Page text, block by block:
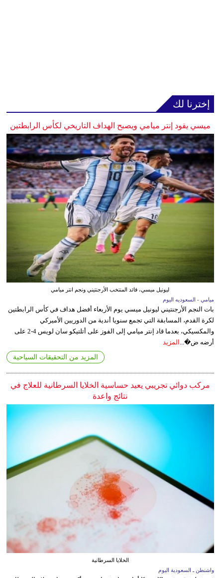
إخترنا لك
ميسي يقود إنتر ميامي ويصبح الهداف التاريخي لكأس الرابطتين
ليونيل ميسي، قائد المنتخب الأرجنتيني ونجم انتر ميامي
ميامي - السعوديه اليوم
بات النجم الأرجنتيني ليونيل ميسي يوم الأربعاء أفضل هداف في كأس الرابطتين
لكرة القدم، المسابقة التي تجمع سنويا أندية من الدوريين الأميركي
والمكسيكي، بعدما قاد إنتر ميامي إلى الفوز على أتلتيكو سان لويس 4-2 على
أرضه ض�... المزيد
المزيد من التحقيقات السياحية
مركب دوائي تجريبي يعيد حساسية الخلايا السرطانية للعلاج في
نتائج واعدة
الخلايا السرطانية
واشنطن ـ السعودية اليوم